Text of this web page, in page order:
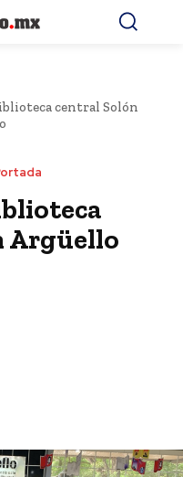
central Solón
Argüello